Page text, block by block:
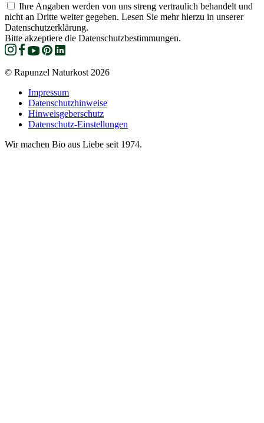
Ihre Angaben werden von uns streng vertraulich behandelt und
nicht an Dritte weiter gegeben. Lesen Sie mehr hierzu in unserer
Datenschutzerklärung.
Bitte akzeptiere die Datenschutzbestimmungen.
© Rapunzel Naturkost 2026
Impressum
Datenschutzhinweise
Hinweisgeberschutz
Datenschutz-Einstellungen
Wir machen Bio aus Liebe seit 1974.